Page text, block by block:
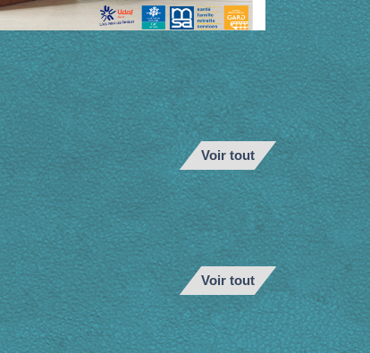
Voir tout
Voir tout